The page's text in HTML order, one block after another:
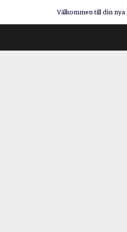
Välkommen till din